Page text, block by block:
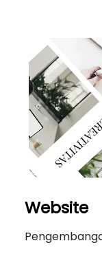
Website